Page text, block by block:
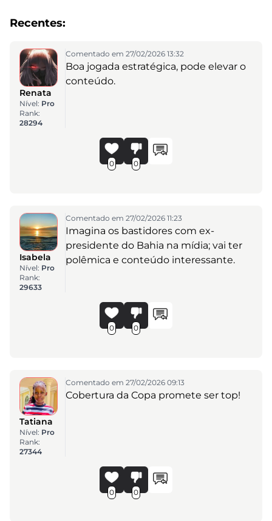
Recentes:
Renata
Nível: Pro
Rank:
28294
Comentado em 27/02/2026 13:32
Boa jogada estratégica, pode elevar o
conteúdo.
0 0
Isabela
Nível: Pro
Rank:
29633
Comentado em 27/02/2026 11:23
Imagina os bastidores com ex-
presidente do Bahia na mídia; vai ter
polêmica e conteúdo interessante.
0 0
Tatiana
Nível: Pro
Rank:
27344
Comentado em 27/02/2026 09:13
Cobertura da Copa promete ser top!
0 0